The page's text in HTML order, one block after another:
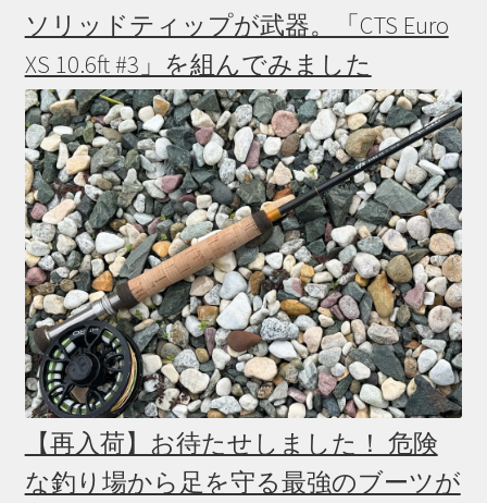
ソリッドティップが武器。「CTS Euro
XS 10.6ft #3」を組んでみました
【再入荷】お待たせしました！ 危険
な釣り場から足を守る最強のブーツが